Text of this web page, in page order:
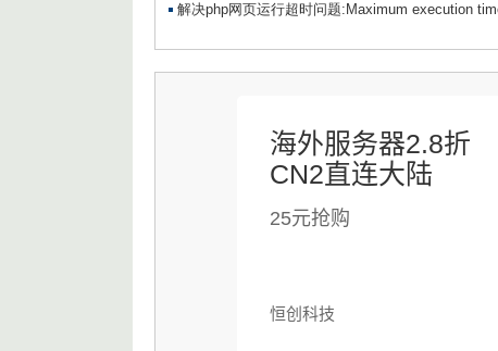
海外服务器2.8折
CN2直连大陆
25元抢购
恒创科技